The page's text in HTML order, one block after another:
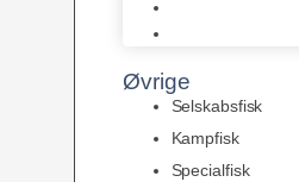
Øvrige
Selskabsfisk
Kampfisk
Specialfisk